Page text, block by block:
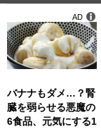
バナナもダメ…？腎
臓を弱らせる悪魔の
6食品、元気にする1
AD